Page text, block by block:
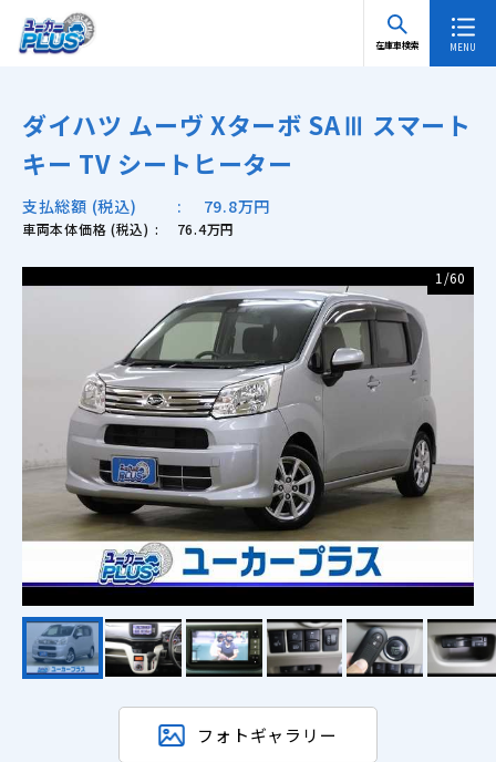
在庫車検索
TOP 在庫車検索 一覧
ダイハツ ムーヴ Xターボ SAⅢ スマートキー TV
シートヒーター
ダイハツ ムーヴ Xターボ SAⅢ スマート
キー TV シートヒーター
支払総額 (税込) 79.8万円
車両本体価格 (税込) 76.4万円
1 /60
フォトギャラリー